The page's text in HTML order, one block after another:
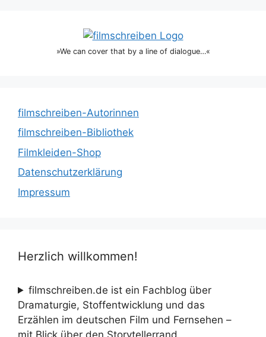
»We can cover that by a line of dialogue…«
filmschreiben-Autorinnen
filmschreiben-Bibliothek
Filmkleiden-Shop
Datenschutzerklärung
Impressum
Herzlich willkommen!
filmschreiben.de ist ein Fachblog über
Dramaturgie, Stoffentwicklung und das
Erzählen im deutschen Film und Fernsehen –
mit Blick über den Storytellerrand.